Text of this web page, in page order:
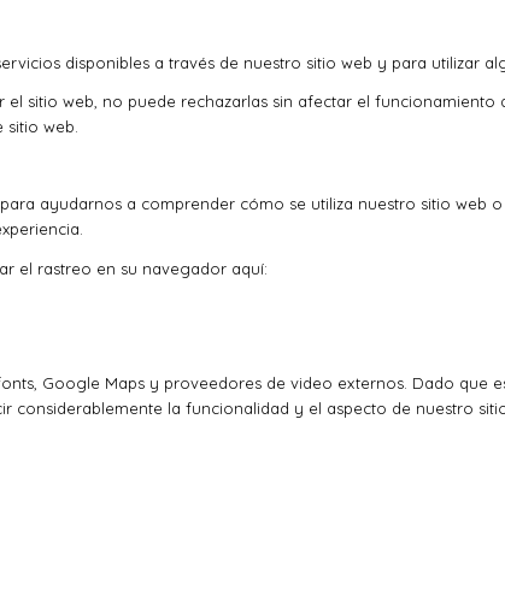
disponibles a través de nuestro sitio web y para utilizar
sitio web, no puede rechazarlas sin afectar el
sitio web.
ayudarnos a comprender cómo se utiliza nuestro sitio web
el rastreo en su navegador aquí:
Google Maps y proveedores de video externos. Dado que
considerablemente la funcionalidad y el aspecto de nuestro